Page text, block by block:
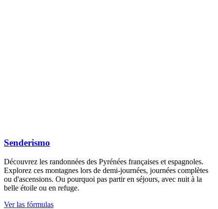
Senderismo
Découvrez les randonnées des Pyrénées françaises et espagnoles.
Explorez ces montagnes lors de demi-journées, journées complètes
ou d'ascensions. Ou pourquoi pas partir en séjours, avec nuit à la
belle étoile ou en refuge.
Ver las fórmulas